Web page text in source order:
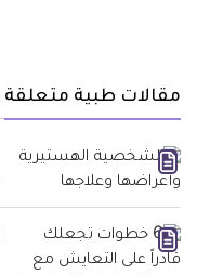
مقالات طبية متعلقة